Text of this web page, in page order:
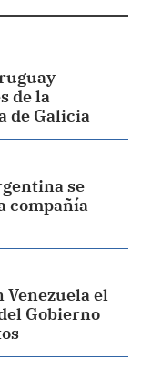
de la
de Galicia
se
compañía
Venezuela el
Gobierno